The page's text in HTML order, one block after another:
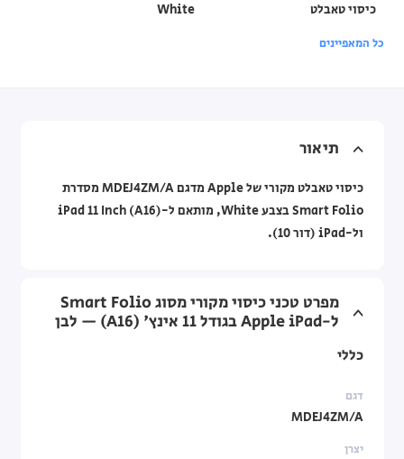
כיסוי טאבלט White
כל המאפיינים
תיאור
כיסוי טאבלט מקורי של Apple מדגם MDEJ4ZM/A מסדרת
Smart Folio בצבע White, מותאם ל-iPad 11 Inch (A16)
ול-iPad (דור 10).
מפרט טכני כיסוי מקורי מסוג Smart Folio
ל-Apple iPad בגודל 11 אינץ' (A16) — לבן
כללי
דגם
MDEJ4ZM/A
יצרן